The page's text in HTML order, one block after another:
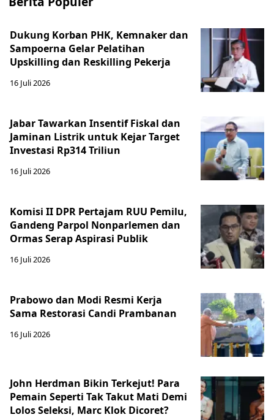
Dukung Korban PHK, Kemnaker dan
Sampoerna Gelar Pelatihan
Upskilling dan Reskilling Pekerja
16 Juli 2026
Jabar Tawarkan Insentif Fiskal dan
Jaminan Listrik untuk Kejar Target
Investasi Rp314 Triliun
16 Juli 2026
Komisi II DPR Pertajam RUU Pemilu,
Gandeng Parpol Nonparlemen dan
Ormas Serap Aspirasi Publik
16 Juli 2026
Prabowo dan Modi Resmi Kerja
Sama Restorasi Candi Prambanan
16 Juli 2026
John Herdman Bikin Terkejut! Para
Pemain Seperti Tak Takut Mati Demi
Lolos Seleksi, Marc Klok Dicoret?